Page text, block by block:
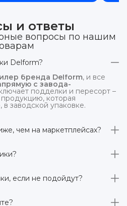
и ответы
вопросы по нашим
Delform?
бренда Delform, и все
с завода-
подделки и пересорт –
которая
в заводской упаковке.
чем на маркетплейсах?
со склада производителя
Если в течение этого срока
дефект – заменим
если не подойдут?
без объяснения причин –